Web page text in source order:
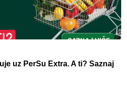
uz PerSu Extra. A ti? Saznaj